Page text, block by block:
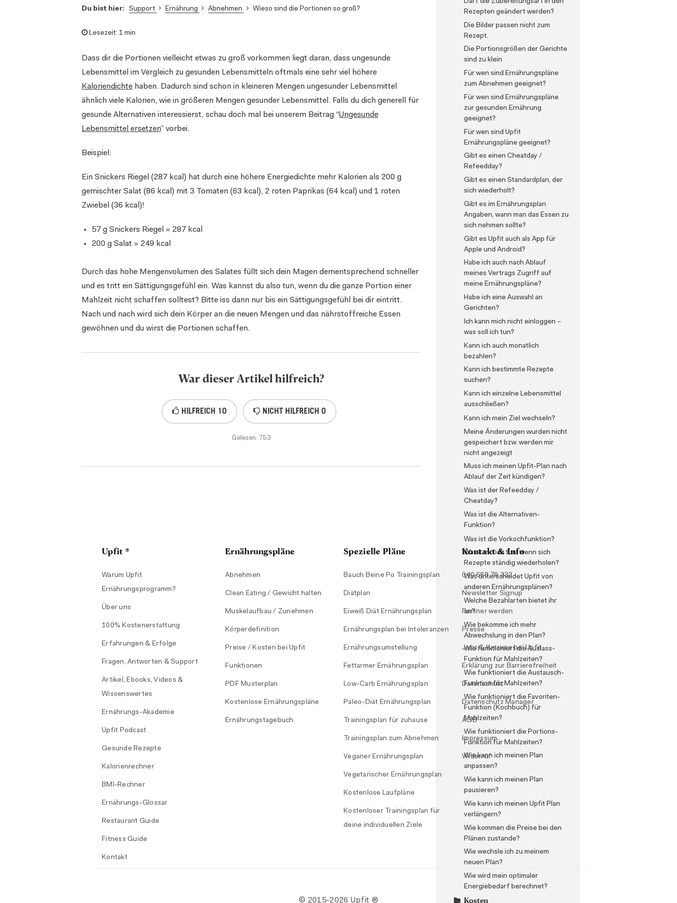
Du bist hier: Support Ernährung Abnehmen Wieso sind die Portionen so groß?
Lesezeit: 1 min
Dass dir die Portionen vielleicht etwas zu groß vorkommen liegt daran, dass ungesunde
Lebensmittel im Vergleich zu gesunden Lebensmitteln oftmals eine sehr viel höhere
Kaloriendichte haben. Dadurch sind schon in kleineren Mengen ungesunder Lebensmittel
ähnlich viele Kalorien, wie in größeren Mengen gesunder Lebensmittel. Falls du dich generell für
gesunde Alternativen interessierst, schau doch mal bei unserem Beitrag “Ungesunde
Lebensmittel ersetzen” vorbei.
Beispiel:
Ein Snickers Riegel (287 kcal) hat durch eine höhere Energiedichte mehr Kalorien als 200 g
gemischter Salat (86 kcal) mit 3 Tomaten (63 kcal), 2 roten Paprikas (64 kcal) und 1 roten
Zwiebel (36 kcal)!
57 g Snickers Riegel = 287 kcal
200 g Salat = 249 kcal
Durch das hohe Mengenvolumen des Salates füllt sich dein Magen dementsprechend schneller
und es tritt ein Sättigungsgefühl ein. Was kannst du also tun, wenn du die ganze Portion einer
Mahlzeit nicht schaffen solltest? Bitte iss dann nur bis ein Sättigungsgefühl bei dir eintritt.
Nach und nach wird sich dein Körper an die neuen Mengen und das nährstoffreiche Essen
gewöhnen und du wirst die Portionen schaffen.
War dieser Artikel hilfreich?
HILFREICH 10 NICHT HILFREICH0
Gelesen: 753
zwischen Muskelaufbau und
Definition?
Welche Trainingspläne gibt es
und für wen sind sie geeignet?
Welche Übungen sind am besten
für die Bauchmuskeln?
Wie kann ich meinen
Wie sieht der Trainingsplan mit
dem Ziel Muskelaufbau aus?
Wie sind eure Trainingspläne
aufgebaut?
für wen sind sie geeignet?
Welche Übungen sind am besten
für die Bauchmuskeln?
Wie kann ich meinen
Körperfettanteil reduzieren?
Wie sieht der Trainingsplan mit dem
Wie sind eure Trainingspläne
aufgebaut?
Darf die Zubereitungsart in den
Rezepten geändert werden?
Die Bilder passen nicht zum
Rezept.
Die Portionsgrößen der Gerichte
sind zu klein
Für wen sind Ernährungspläne
zum Abnehmen geeignet?
Für wen sind Ernährungspläne
zur gesunden Ernährung
geeignet?
Für wen sind Upfit
Ernährungspläne geeignet?
Gibt es einen Cheatday /
Refeedday?
Gibt es einen Standardplan, der
sich wiederholt?
Gibt es im Ernährungsplan
Angaben, wann man das Essen zu
sich nehmen sollte?
Gibt es Upfit auch als App für
Apple und Android?
Habe ich auch nach Ablauf
meines Vertrags Zugriff auf
meine Ernährungspläne?
Habe ich eine Auswahl an
Gerichten?
Ich kann mich nicht einloggen –
was soll ich tun?
Kann ich auch monatlich
bezahlen?
Kann ich bestimmte Rezepte
suchen?
Kann ich einzelne Lebensmittel
ausschließen?
Kann ich mein Ziel wechseln?
Meine Änderungen wurden nicht
gespeichert bzw. werden mir
nicht angezeigt
Muss ich meinen Upfit-Plan nach
Ablauf der Zeit kündigen?
Was ist der Refeedday /
Cheatday?
Was ist die Alternativen-
Funktion?
Was ist die Vorkochfunktion?
Was kann ich tun, wenn sich
Rezepte ständig wiederholen?
Was unterscheidet Upfit von
anderen Ernährungsplänen?
Welche Bezahlarten bietet ihr
an?
Wie bekomme ich mehr
Abwechslung in den Plan?
Wie funktioniert die Auslass-
Funktion für Mahlzeiten?
Wie funktioniert die Austausch-
Funktion für Mahlzeiten?
Wie funktioniert die Favoriten-
Funktion (Kochbuch) für
Mahlzeiten?
Wie funktioniert die Portions-
Funktion für Mahlzeiten?
Wie kann ich meinen Plan
anpassen?
Wie kann ich meinen Plan
pausieren?
Wie kann ich meinen Upfit Plan
verlängern?
Wie kommen die Preise bei den
Plänen zustande?
Wie wechsle ich zu meinem
neuen Plan?
Wie wird mein optimaler
Energiebedarf berechnet?
Kosten
Upfit ®
Warum Upfit
Ernährungsprogramm?
Über uns
100% Kostenerstattung
Erfahrungen & Erfolge
Fragen, Antworten & Support
Artikel, Ebooks, Videos &
Wissenswertes
Ernährungs-Akademie
Upfit Podcast
Gesunde Rezepte
Kalorienrechner
BMI-Rechner
Ernährungs-Glossar
Restaurant Guide
Fitness Guide
Kontakt
Ernährungspläne
Abnehmen
Clean Eating / Gewicht halten
Muskelaufbau / Zunehmen
Körperdefinition
Preise / Kosten bei Upfit
Funktionen
PDF Musterplan
Kostenlose Ernährungspläne
Ernährungstagebuch
Spezielle Pläne
Bauch Beine Po Trainingsplan
Diätplan
Eiweiß Diät Ernährungsplan
Ernährungsplan bei Intoleranzen
Ernährungsumstellung
Fettarmer Ernährungsplan
Low-Carb Ernährungsplan
Paleo-Diät Ernährungsplan
Trainingsplan für zuhause
Trainingsplan zum Abnehmen
Veganer Ernährungsplan
Vegetarischer Ernährungsplan
Kostenlose Laufpläne
Kostenloser Trainingsplan für
deine individuellen Ziele
Kontakt & Info
040 688 79 333
Newsletter Signup
Partner werden
Presse
Jobs & Karriere bei Upfit
Erklärung zur Barrierefreiheit
Datenschutz
Datenschutz Manager
AGB
Impressum
Widerruf
© 2015-2026 Upfit ®